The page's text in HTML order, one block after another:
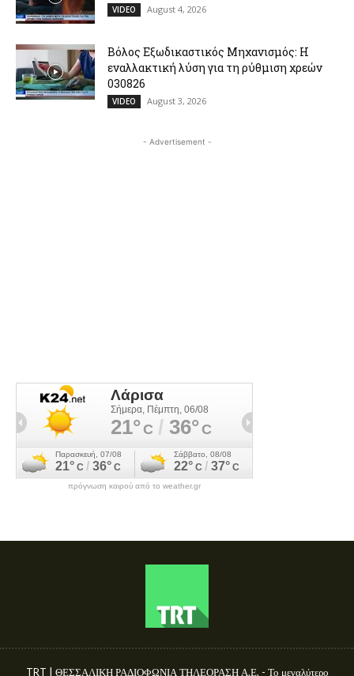
VIDEO August 4, 2026
Βόλος Εξωδικαστικός Μηχανισμός: Η
εναλλακτική λύση για τη ρύθμιση χρεών
030826
VIDEO August 3, 2026
- Advertisement -
πρόγνωση καιρού από το weather.gr
TRT | ΘΕΣΣΑΛΙΚΗ ΡΑΔΙΟΦΩΝΙΑ ΤΗΛΕΟΡΑΣΗ Α.Ε. - Το μεγαλύτερο